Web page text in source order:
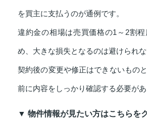
を買主に支払うのが通例です。
違約金の相場は売買価格の1～2割
め、大きな損失となるのは避けられな
契約後の変更や修正はできないもの
前に内容をしっかり確認する必要があ
▼ 物件情報が見たい方はこちらを